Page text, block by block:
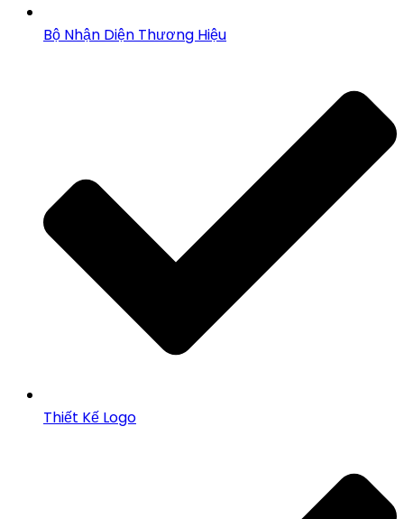
Bộ Nhận Diện Thương Hiệu
Thiết Kế Logo